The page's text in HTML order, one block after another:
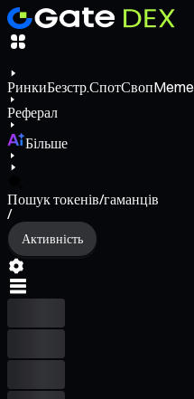
РинкиБезстр.СпотСвопMeme
Реферал
Більше
Пошук токенів/гаманців
/
Активність